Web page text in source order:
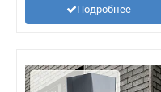
Подробнее